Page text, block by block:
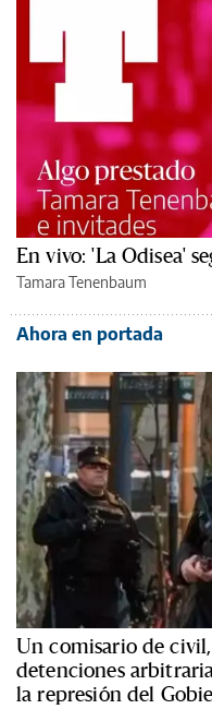
En vivo: 'La Odisea'
Tamara Tenenbaum
Ahora en portada
Un comisario de
detenciones
la represión del